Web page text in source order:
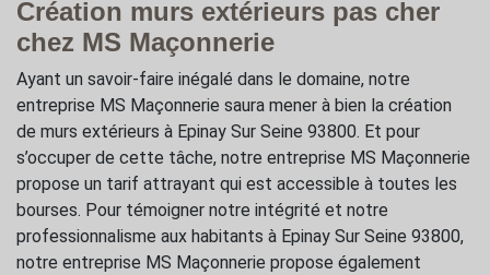
Création murs extérieurs pas cher
chez MS Maçonnerie
Ayant un savoir-faire inégalé dans le domaine, notre
entreprise MS Maçonnerie saura mener à bien la création
de murs extérieurs à Epinay Sur Seine 93800. Et pour
s’occuper de cette tâche, notre entreprise MS Maçonnerie
propose un tarif attrayant qui est accessible à toutes les
bourses. Pour témoigner notre intégrité et notre
professionnalisme aux habitants à Epinay Sur Seine 93800,
notre entreprise MS Maçonnerie propose également